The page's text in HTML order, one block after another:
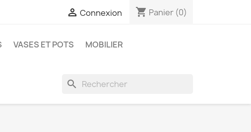
 Connexion shopping_cart Panier (0)
VASES ET POTS
MOBILIER
search